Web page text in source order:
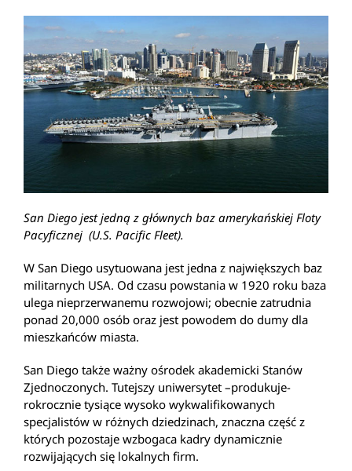
San Diego jest jedną z głównych baz amerykańskiej Floty
Pacyficznej (U.S. Pacific Fleet).
W San Diego usytuowana jest jedna z największych baz
militarnych USA. Od czasu powstania w 1920 roku baza
ulega nieprzerwanemu rozwojowi; obecnie zatrudnia
ponad 20,000 osób oraz jest powodem do dumy dla
mieszkańców miasta.
San Diego także ważny ośrodek akademicki Stanów
Zjednoczonych. Tutejszy uniwersytet –produkuje-
rokrocznie tysiące wysoko wykwalifikowanych
specjalistów w różnych dziedzinach, znaczna część z
których pozostaje wzbogaca kadry dynamicznie
rozwijających się lokalnych firm.